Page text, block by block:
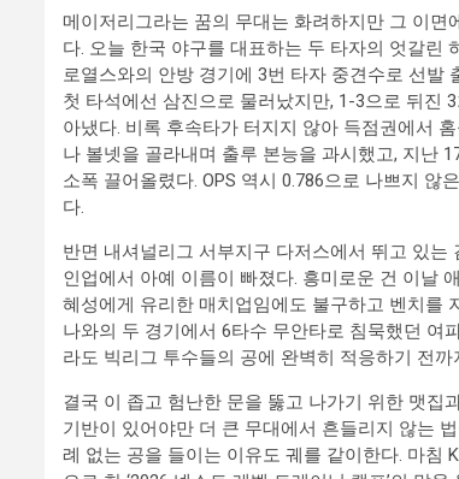
메이저리그라는 꿈의 무대는 화려하지만 그 이
다. 오늘 한국 야구를 대표하는 두 타자의 엇갈린
로열스와의 안방 경기에 3번 타자 중견수로 선발
첫 타석에선 삼진으로 물러났지만, 1-3으로 뒤진
아냈다. 비록 후속타가 터지지 않아 득점권에서
나 볼넷을 골라내며 출루 본능을 과시했고, 지난
소폭 끌어올렸다. OPS 역시 0.786으로 나쁘지
다.
반면 내셔널리그 서부지구 다저스에서 뛰고 있
인업에서 아예 이름이 빠졌다. 흥미로운 건 이날
혜성에게 유리한 매치업임에도 불구하고 벤치를
나와의 두 경기에서 6타수 무안타로 침묵했던 여
라도 빅리그 투수들의 공에 완벽히 적응하기 전
결국 이 좁고 험난한 문을 뚫고 나가기 위한 맷집
기반이 있어야만 더 큰 무대에서 흔들리지 않는
례 없는 공을 들이는 이유도 궤를 같이한다. 마침